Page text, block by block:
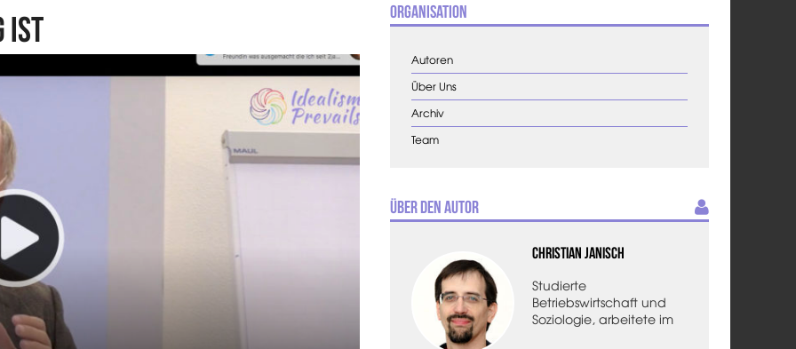
ist Organisation
Autoren
Über Uns
Archiv
Team
Über den Autor
Christian Janisch
Studierte
Betriebswirtschaft und
Soziologie, arbeitete im